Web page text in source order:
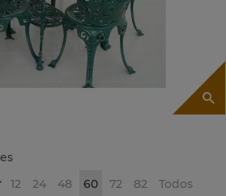
12
24 48 60 72 82 Todos